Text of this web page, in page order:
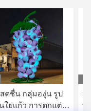
ลหะขนาดใหญ่ รูป
มประกายด้วยไฟ
ห
ป